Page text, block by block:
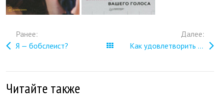
Ранее:
Я — бобслеист?
Все записи
Далее:
Как удовлетворить клиента?
Читайте также